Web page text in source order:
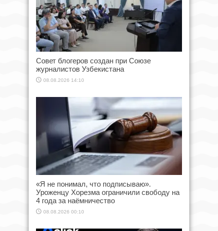
Совет блогеров создан при Союзе
журналистов Узбекистана
08.08.2026 14:10
«Я не понимал, что подписываю».
Уроженцу Хорезма ограничили свободу на
4 года за наёмничество
08.08.2026 00:10